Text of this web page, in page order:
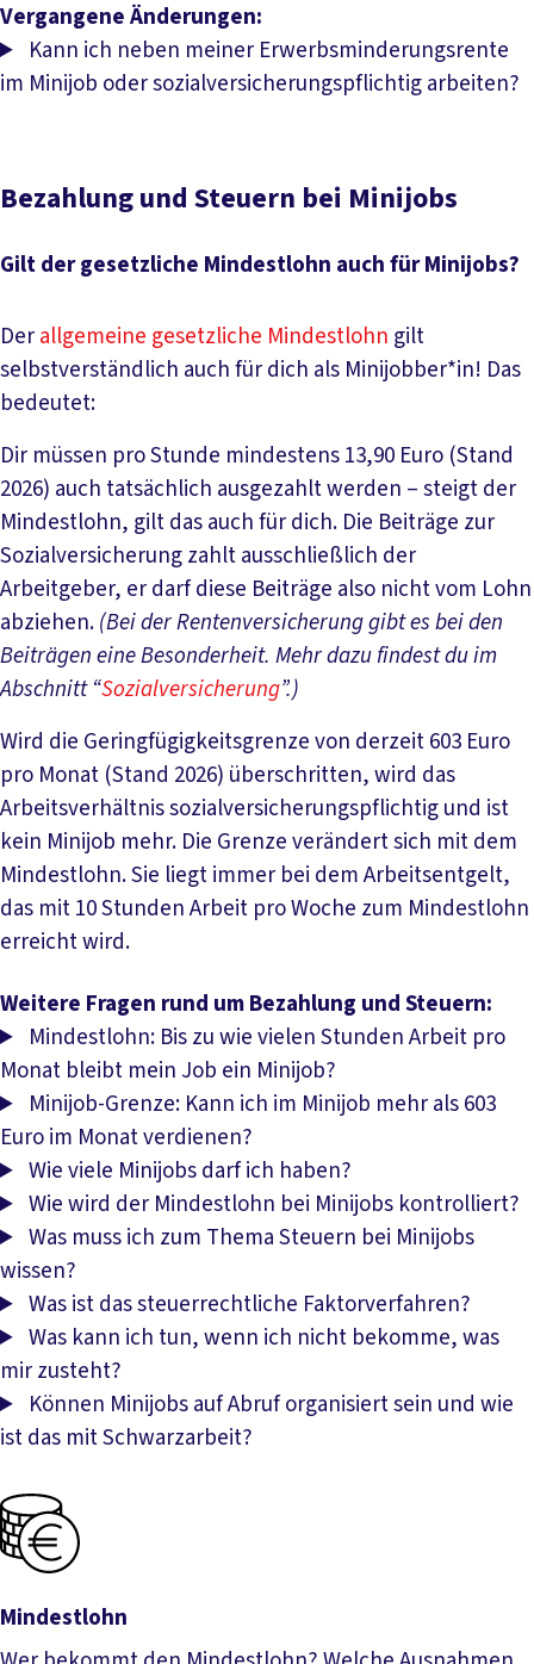
Vergangene Änderungen:
Kann ich neben meiner Erwerbsminderungsrente
im Minijob oder sozialversicherungspflichtig arbeiten?
Bezahlung und Steuern bei Minijobs
Gilt der gesetzliche Mindestlohn auch für Minijobs?
Derallgemeine gesetzliche Mindestlohn gilt
selbstverständlich auch für dich als Minijobber*in! Das
bedeutet:
Dir müssen pro Stunde mindestens 13,90 Euro (Stand
2026) auch tatsächlich ausgezahlt werden – steigt der
Mindestlohn, gilt das auch für dich. Die Beiträge zur
Sozialversicherung zahlt ausschließlich der
Arbeitgeber, er darf diese Beiträge also nicht vom Lohn
abziehen.(Bei der Rentenversicherung gibt es bei den
Beiträgen eine Besonderheit. Mehr dazu findest du im
Abschnitt “Sozialversicherung”.)
Wird die Geringfügigkeitsgrenze von derzeit 603 Euro
pro Monat (Stand 2026) überschritten, wird das
Arbeitsverhältnis sozialversicherungspflichtig und ist
kein Minijob mehr. Die Grenze verändert sich mit dem
Mindestlohn. Sie liegt immer bei dem Arbeitsentgelt,
das mit 10 Stunden Arbeit pro Woche zum Mindestlohn
erreicht wird.
Weitere Fragen rund um Bezahlung und Steuern:
Mindestlohn: Bis zu wie vielen Stunden Arbeit pro
Monat bleibt mein Job ein Minijob?
Minijob-Grenze: Kann ich im Minijob mehr als 603
Euro im Monat verdienen?
Wie viele Minijobs darf ich haben?
Wie wird der Mindestlohn bei Minijobs kontrolliert?
Was muss ich zum Thema Steuern bei Minijobs
wissen?
Was ist das steuerrechtliche Faktorverfahren?
Was kann ich tun, wenn ich nicht bekomme, was
mir zusteht?
Können Minijobs auf Abruf organisiert sein und wie
ist das mit Schwarzarbeit?
Mindestlohn